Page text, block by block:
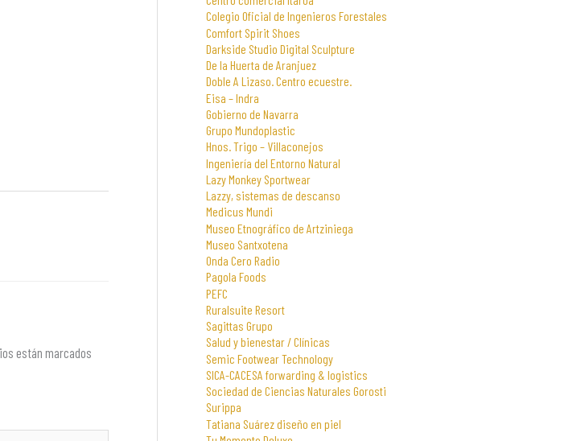
están marcados
Colegio Oficial de Ingenieros Forestales
Comfort Spirit Shoes
Darkside Studio Digital Sculpture
De la Huerta de Aranjuez
Doble A Lizaso. Centro ecuestre.
Eisa – Indra
Gobierno de Navarra
Grupo Mundoplastic
Hnos. Trigo – Villaconejos
Ingeniería del Entorno Natural
Lazy Monkey Sportwear
Lazzy, sistemas de descanso
Medicus Mundi
Museo Etnográfico de Artziniega
Museo Santxotena
Onda Cero Radio
Pagola Foods
PEFC
Ruralsuite Resort
Sagittas Grupo
Salud y bienestar / Clínicas
Semic Footwear Technology
SICA-CACESA forwarding & logistics
Sociedad de Ciencias Naturales Gorosti
Surippa
Tatiana Suárez diseño en piel